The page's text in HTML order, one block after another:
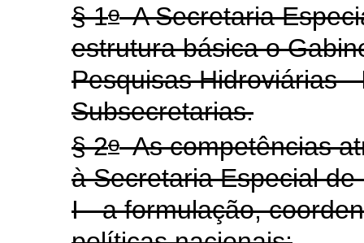
§ 1oA Secretaria
estrutura básica o
Pesquisas Hidroviárias
Subsecretarias.
§ 2oAs competências
à Secretaria Especial
I - a formulação,